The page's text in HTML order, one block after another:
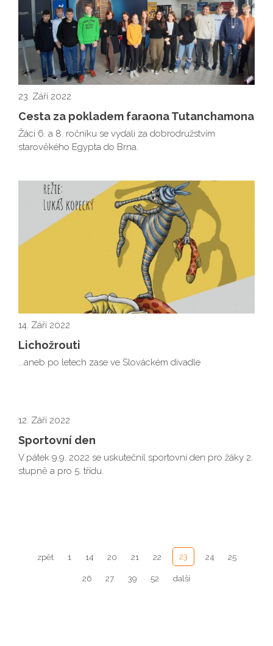
23. Září 2022
Cesta za pokladem faraona Tutanchamona
Žáci 6. a 8. ročníku se vydali za dobrodružstvím
starověkého Egypta do Brna.
14. Září 2022
Lichožrouti
...aneb po letech zase ve Slováckém divadle
12. Září 2022
Sportovní den
V pátek 9.9. 2022 se uskutečnil sportovní den pro žáky 2.
stupně a pro 5. třídu.
zpět 1 14 20 21 22 23 24 25
26 27 39 52 další